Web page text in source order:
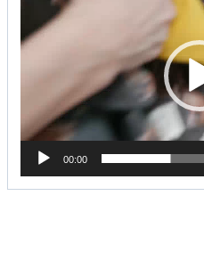
w
c
v
00:00